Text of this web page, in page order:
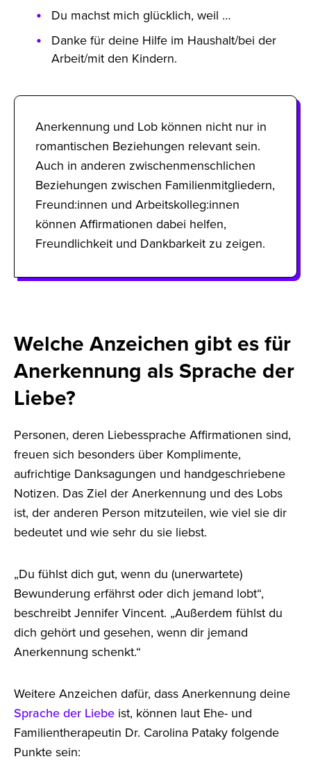
Du machst mich glücklich, weil …
Danke für deine Hilfe im Haushalt/bei der
Arbeit/mit den Kindern.
Anerkennung und Lob können nicht nur in
romantischen Beziehungen relevant sein.
Auch in anderen zwischenmenschlichen
Beziehungen zwischen Familienmitgliedern,
Freund:innen und Arbeitskolleg:innen
können Affirmationen dabei helfen,
Freundlichkeit und Dankbarkeit zu zeigen.
Welche Anzeichen gibt es für
Anerkennung als Sprache der
Liebe?
Personen, deren Liebessprache Affirmationen sind,
freuen sich besonders über Komplimente,
aufrichtige Danksagungen und handgeschriebene
Notizen. Das Ziel der Anerkennung und des Lobs
ist, der anderen Person mitzuteilen, wie viel sie dir
bedeutet und wie sehr du sie liebst.
„Du fühlst dich gut, wenn du (unerwartete)
Bewunderung erfährst oder dich jemand lobt“,
beschreibt Jennifer Vincent. „Außerdem fühlst du
dich gehört und gesehen, wenn dir jemand
Anerkennung schenkt.“
Weitere Anzeichen dafür, dass Anerkennung deine
Sprache der Liebe ist, können laut Ehe- und
Familientherapeutin Dr. Carolina Pataky folgende
Punkte sein: